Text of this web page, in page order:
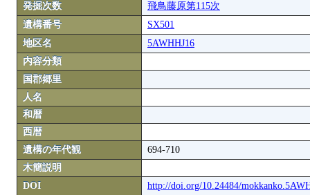
発掘次数
飛鳥藤原第115次
遺構番号
SX501
地区名
5AWHHJ16
内容分類
国郡郷里
人名
和暦
西暦
遺構の年代観
694-710
木簡説明
DOI
http://doi.org/10.24484/